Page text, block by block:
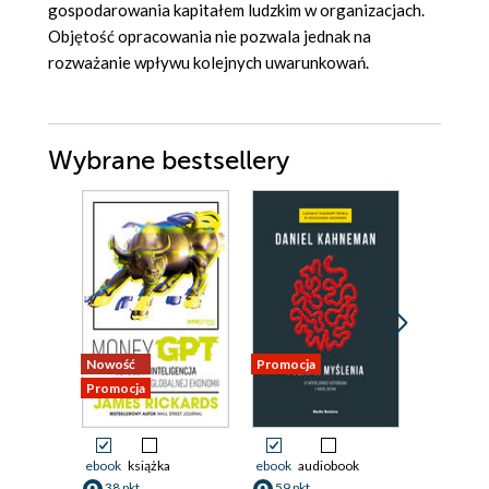
gospodarowania kapitałem ludzkim w organizacjach.
Objętość opracowania nie pozwala jednak na
rozważanie wpływu kolejnych uwarunkowań.
Wybrane bestsellery
Nowość
Promocja
ebook książka
Promocja
ebook audiobook